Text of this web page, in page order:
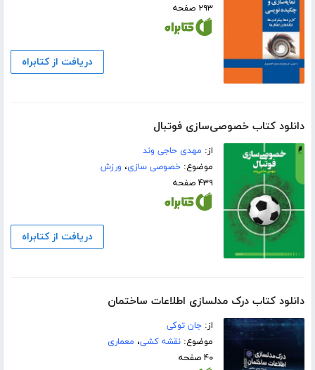
۲۹۳ صفحه
دریافت از کتابراه
دانلود کتاب خصوصی‌سازی فوتبال
از: مهدی حاجی وند
موضوع:خصوصی سازی، ورزش
۴۳۹ صفحه
دریافت از کتابراه
دانلود کتاب درک مدلسازی اطلاعات ساختمان
از:جان توکی
موضوع:نقشه کشی، معماری
۴۰ صفحه